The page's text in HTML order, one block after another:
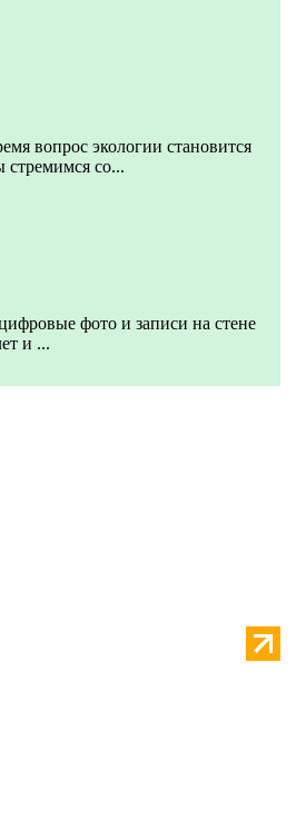
вопрос экологии становится
стремимся со...
фото и записи на стене
и ...